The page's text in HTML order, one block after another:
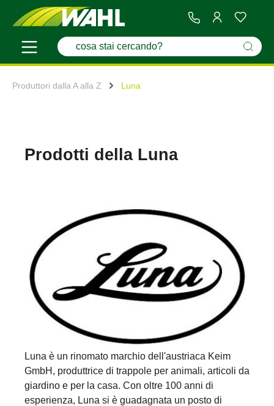
Produttori dalla A alla Z Luna
Prodotti della Luna
Luna è un rinomato marchio dell'austriaca Keim
GmbH, produttrice di trappole per animali, articoli da
giardino e per la casa. Con oltre 100 anni di
esperienza, Luna si è guadagnata un posto di